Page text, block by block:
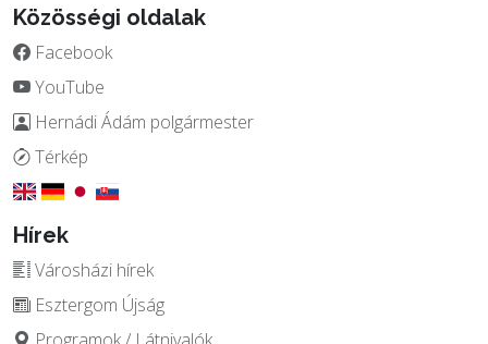
Közösségi oldalak
Facebook
YouTube
Hernádi Ádám polgármester
Térkép
Hírek
Városházi hírek
Esztergom Újság